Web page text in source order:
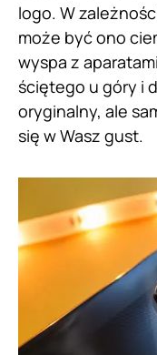
logo. W
może być ono
wyspa z
ściętego u góry i
oryginalny, ale
się w Wasz gust.